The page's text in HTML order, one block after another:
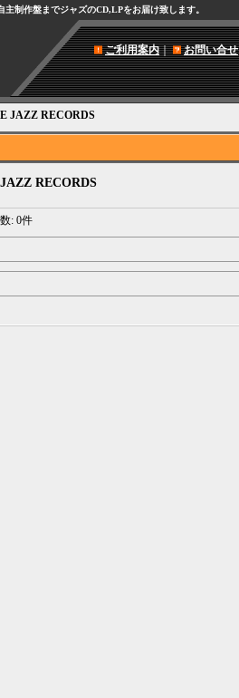
制作盤までジャズのCD,LPをお届け致します。
ご利用案内｜ お問い合せ
JAZZ RECORDS
RECORDS
: 0件